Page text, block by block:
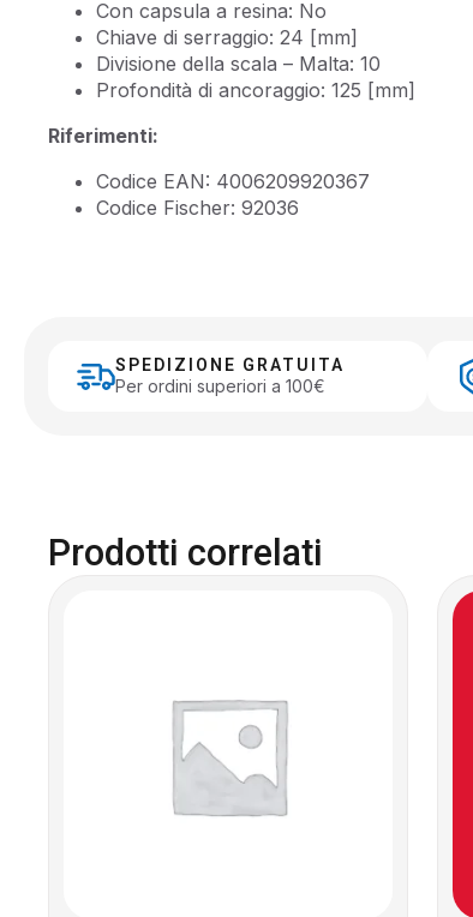
Con capsula a resina: No
Chiave di serraggio: 24 [mm]
Divisione della scala – Malta: 10
Profondità di ancoraggio: 125 [mm]
Riferimenti:
Codice EAN: 4006209920367
Codice Fischer: 92036
SPEDIZIONE GRATUITA
Per ordini superiori a 100€
Prodotti correlati